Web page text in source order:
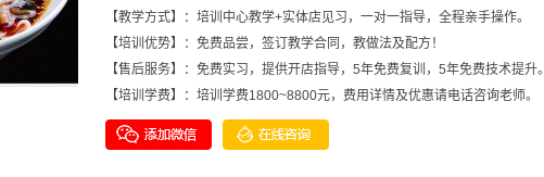
【教学方式】：培训中心教学+实体店见习，一对一指导，全程亲手操作。
【培训优势】：免费品尝，签订教学合同，教做法及配方！
【售后服务】：免费实习，提供开店指导，5年免费复训，5年免费技术提升。
【培训学费】：培训学费1800~8800元，费用详情及优惠请电话咨询老师。